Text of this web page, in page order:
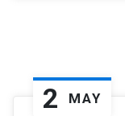
2 MAY